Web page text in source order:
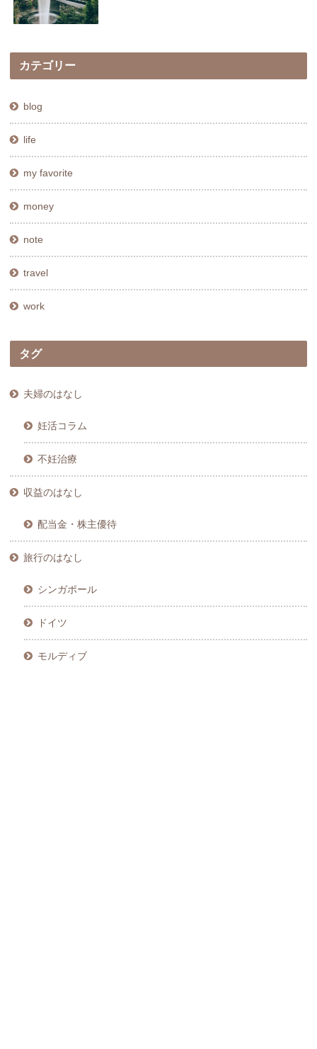
カテゴリー
blog
life
my favorite
money
note
travel
work
タグ
夫婦のはなし
妊活コラム
不妊治療
収益のはなし
配当金・株主優待
旅行のはなし
シンガポール
ドイツ
モルディブ